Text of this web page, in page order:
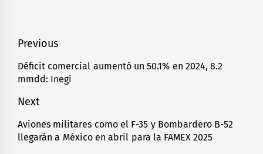
Navegación
de
entradas
Previous
Previous
post:
Déficit comercial aumentó un 50.1% en 2024, 8.2
mmdd: Inegi
Next
Next
post:
Aviones militares como el F-35 y Bombardero B-52
llegarán a México en abril para la FAMEX 2025